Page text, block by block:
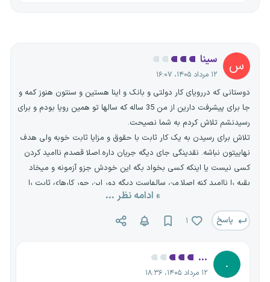
س سینا
۱۲ مرداد ۱۴۰۵، ۱۶:۰۷
دوستانی که دررویای کار دولتی و بانک و اینا هستین و سنتون هنوز کمه و
جا برای پیشرفت دارین از من 35 ساله که سالها تو همین رویا بودم و برای
رسیدنشم تلاش کردم به شما نصیحت.
تلاش برای رسیدن به یک کار ثابت با حقوق و مزایا ثابت خوبه ولی هدف
نهاییتون نباشه. نقدینگی جای دیگه جریان داره.اصلا قصدم ناامید کردن
کسی نیست یا اینکه کسی بخواد بگه این خودش جزو آزمونه و میخاد
بقیه را ناامید کنه اصلا.من سالهاست دیگه دور این جور کارهای ثابت را
خط کشیدم.در کل خطاب به هم صنف های خودم حسابدارها؛من آرزوم
بود تو بانک کار کنم مخصوصا بانک ملی.هنوزم دوس دارم اصلا وقتی
میرم داخل بانک ملی یه حس خوب و نوستالژی دارم بهش.اما الان تو
میشه تا ده برابر حقوق بانک ها.اگر تو فکر کار دولتی هستین تلاش بکنین
برین.ولی هدف اصلیتون تقویت خودتون و دست و پا کردن یه کار خوب
» ادامه نظر ...
پاسخ ۱
.
...
۱۲ مرداد ۱۴۰۵، ۱۸:۳۶